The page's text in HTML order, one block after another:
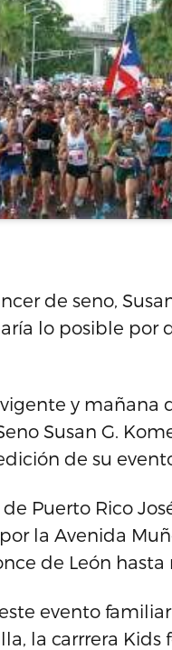
de seno,
lo posible por
y
Susan G.
de su evento
Puerto Rico
la Avenida
de León hasta
evento
la carrrera Kids